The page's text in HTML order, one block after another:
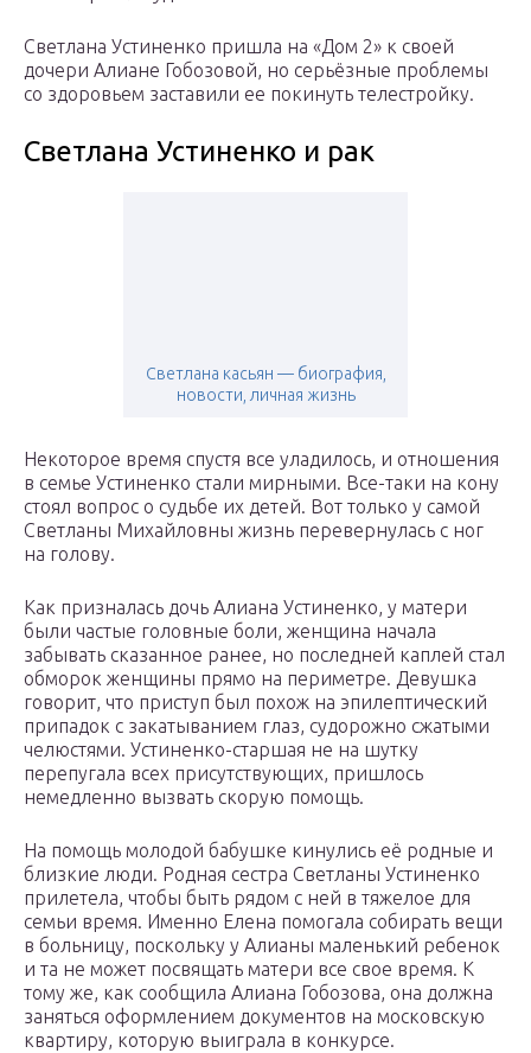
Светлана Устиненко пришла на «Дом 2» к своей
дочери Алиане Гобозовой, но серьёзные проблемы
со здоровьем заставили ее покинуть телестройку.
Светлана Устиненко и рак
Светлана касьян — биография,
новости, личная жизнь
Некоторое время спустя все уладилось, и отношения
в семье Устиненко стали мирными. Все-таки на кону
стоял вопрос о судьбе их детей. Вот только у самой
Светланы Михайловны жизнь перевернулась с ног
на голову.
Как призналась дочь Алиана Устиненко, у матери
были частые головные боли, женщина начала
забывать сказанное ранее, но последней каплей стал
обморок женщины прямо на периметре. Девушка
говорит, что приступ был похож на эпилептический
припадок с закатыванием глаз, судорожно сжатыми
челюстями. Устиненко-старшая не на шутку
перепугала всех присутствующих, пришлось
немедленно вызвать скорую помощь.
На помощь молодой бабушке кинулись её родные и
близкие люди. Родная сестра Светланы Устиненко
прилетела, чтобы быть рядом с ней в тяжелое для
семьи время. Именно Елена помогала собирать вещи
в больницу, поскольку у Алианы маленький ребенок
и та не может посвящать матери все свое время. К
тому же, как сообщила Алиана Гобозова, она должна
заняться оформлением документов на московскую
квартиру, которую выиграла в конкурсе.